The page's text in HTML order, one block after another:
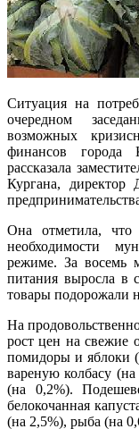
Ситуация на
очередном
возможных
финансов города
рассказала
Кургана, директор
Она отметила,
необходимости
режиме. За восемь
питания выросла в
товары подорожали
На
рост цен на свежие
помидоры и яблоки
вареную колбасу
(на 0,2%).
белокочанная
(на 2,5%), рыба (на